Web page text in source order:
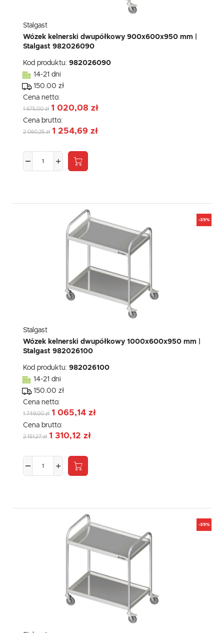
Stalgast
Wózek kelnerski dwupółkowy 900x600x950 mm |
Stalgast 982026090
Kod produktu: 982026090
14-21 dni
150.00 zł
Cena netto:
1 675,00 zł 1 020,08 zł
Cena brutto:
2 060,25 zł 1 254,69 zł
-39%
Stalgast
Wózek kelnerski dwupółkowy 1000x600x950 mm |
Stalgast 982026100
Kod produktu: 982026100
14-21 dni
150.00 zł
Cena netto:
1 749,00 zł 1 065,14 zł
Cena brutto:
2 151,27 zł 1 310,12 zł
-39%